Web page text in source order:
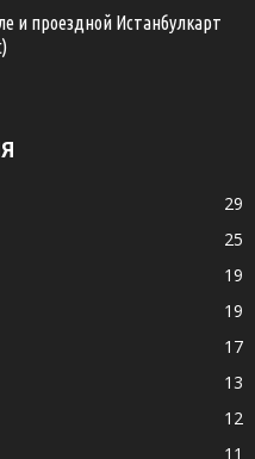
и проездной Истанбулкарт
29
25
19
19
17
13
12
11